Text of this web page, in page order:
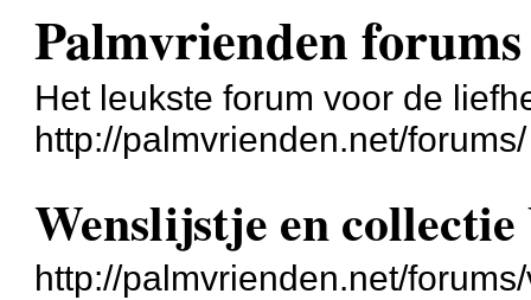
Palmvrienden forums
Het leukste forum voor de
http://palmvrienden.net/forums/
Wenslijstje en
http://palmvrienden.net/